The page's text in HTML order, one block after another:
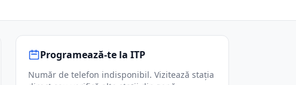
Programează-te la ITP
Număr de telefon indisponibil. Vizitează stația